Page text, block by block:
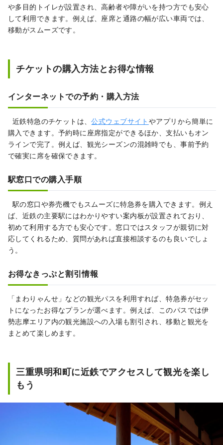
や多目的トイレが設置され、高齢者や障がいを持つ方でも安心
して利用できます。例えば、座席と通路の幅が広い車両では、
移動がスムーズです。
チケットの購入方法とお得な情報
インターネットでの予約・購入方法
近鉄特急のチケットは、公式ウェブサイト やアプリから簡単に
購入できます。予約時に座席指定ができるほか、支払いもオン
ラインで完了。例えば、観光シーズンの混雑時でも、事前予約
で確実に席を確保できます。
駅窓口での購入手順
駅の窓口や券売機でもスムーズに特急券を購入できます。例え
ば、近鉄の主要駅にはわかりやすい案内板が設置されており、
初めて利用する方でも安心です。窓口ではスタッフが親切に対
応してくれるため、質問があれば直接相談するのも良いでしょ
う。
お得なきっぷと割引情報
「まわりゃんせ」などの観光パスを利用すれば、特急券がセッ
トになったお得なプランが選べます。例えば、このパスでは伊
勢志摩エリア内の観光施設への入場も割引され、移動と観光を
まとめて楽しめます。
三重県明和町に近鉄でアクセスして観光を楽し
もう